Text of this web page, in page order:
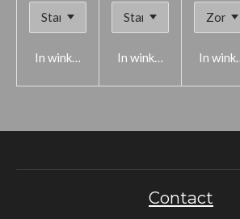
In winkelwagen In winkelwagen In
Contact